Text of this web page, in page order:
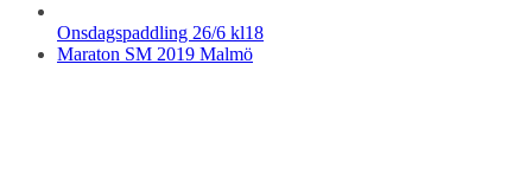
Onsdagspaddling 26/6 kl18
Maraton SM 2019 Malmö